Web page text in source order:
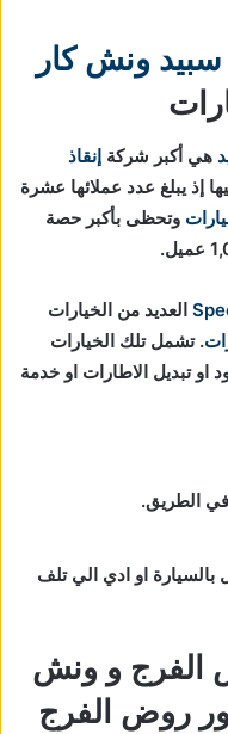
سبيد ونش كار
هي أكبر شركة إنقاذ
إذ يبلغ عدد عملائها عشرة
وتحظى بأكبر حصة
العديد من الخيارات
. تشمل تلك الخيارات
او تبديل الاطارات او خدمة
في الطريق.
او ادي الي تلف
الفرج و ونش
روض الفرج